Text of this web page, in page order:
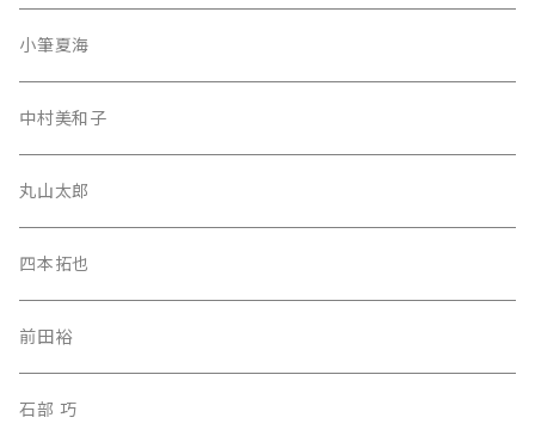
小筆夏海
中村美和子
丸山太郎
四本拓也
前田裕
石部 巧